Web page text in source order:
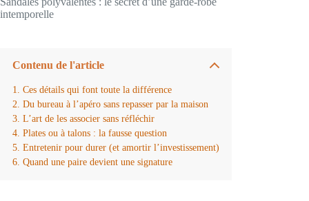
intemporelle
Contenu de l'article
Ces détails qui font toute la différence
Du bureau à l’apéro sans repasser par la maison
L’art de les associer sans réfléchir
Plates ou à talons : la fausse question
Entretenir pour durer (et amortir l’investissement)
Quand une paire devient une signature